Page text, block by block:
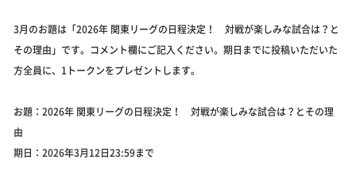
3月のお題は「2026年 関東リーグの日程決定！ 対戦が楽しみな試合は？と
その理由」です。コメント欄にご記入ください。期日までに投稿いただいた
方全員に、1トークンをプレゼントします。
お題：2026年 関東リーグの日程決定！ 対戦が楽しみな試合は？とその理
由
期日：2026年3月12日23:59まで